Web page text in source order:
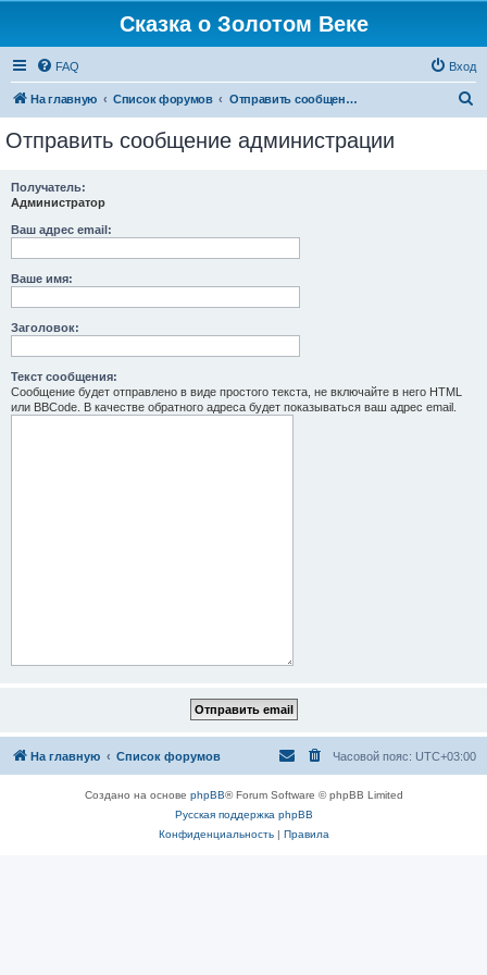
Сказка о Золотом Веке
FAQ Вход
На главную Список форумов Отправить сообщение администрации
Отправить сообщение администрации
Получатель:
Администратор
Ваш адрес email:
Ваше имя:
Заголовок:
Текст сообщения:
Сообщение будет отправлено в виде простого текста, не включайте в него HTML
или BBCode. В качестве обратного адреса будет показываться ваш адрес email.
На главную Список форумов Часовой пояс: UTC+03:00
Создано на основе phpBB® Forum Software © phpBB Limited
Русская поддержка phpBB
Конфиденциальность| Правила